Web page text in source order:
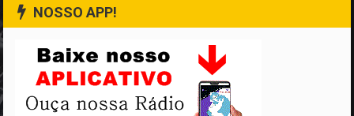
NOSSO APP!